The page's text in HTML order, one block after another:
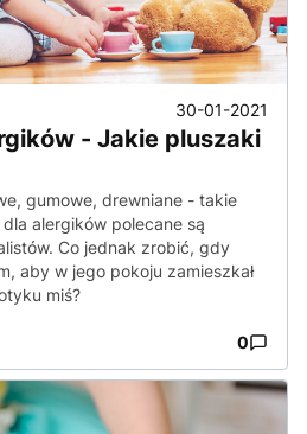
30-01-2021
- Jakie pluszaki
gumowe, drewniane - takie
alergików polecane są
Co jednak zrobić, gdy
aby w jego pokoju zamieszkał
miś?
0